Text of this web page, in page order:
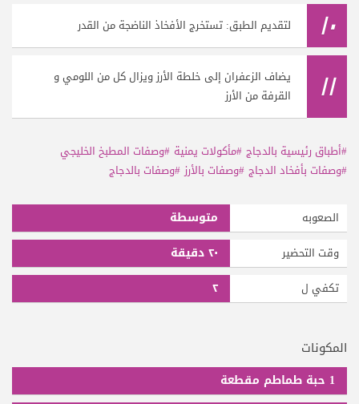
١٠ لتقديم الطبق: تستخرج الأفخاذ الناضجة من القدر
١١
يضاف الزعفران إلى خلطة الأرز ويزال كل من اللومي و
القرفة من الأرز
#أطباق رئيسية بالدجاج #مأكولات يمنية #وصفات المطبخ الخليجي
#وصفات بأفخاد الدجاج #وصفات بالأرز #وصفات بالدجاج
الصعوبه متوسطة
وقت التحضير ٢٠ دقيقة
تكفي ل ٢
المكونات
1 حبة طماطم مقطعة